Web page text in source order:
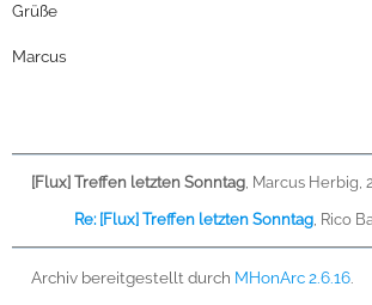
Grüße
Marcus
[Flux] Treffen letzten Sonntag Marcus Herbig,
Re: [Flux] Treffen letzten Sonntag Rico
Archiv bereitgestellt durch MHonArc 2.6.16